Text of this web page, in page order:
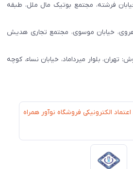
خیابان فرشته، مجتمع بوتیک مال ملل، طبقه
هروی، خیابان موسوی، مجتمع تجاری هدیش
بلوار میرداماد، خیابان نساء، کوچه